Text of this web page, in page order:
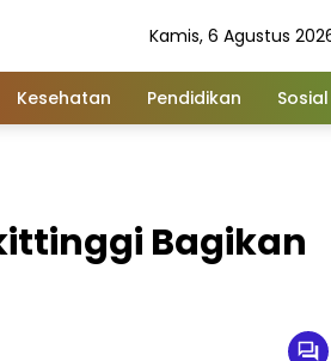
Kamis, 6 Agustus
Kesehatan Pendidikan
Bagikan